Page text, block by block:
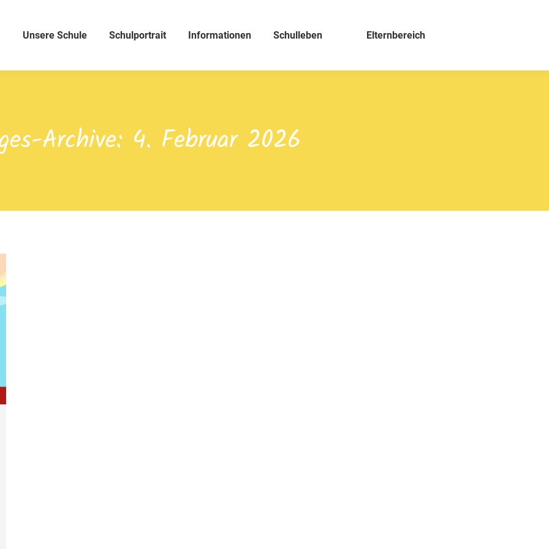
Unsere Schule Schulportrait Informationen Schulleben Elternbereich
Archive: 4. Februar 2026